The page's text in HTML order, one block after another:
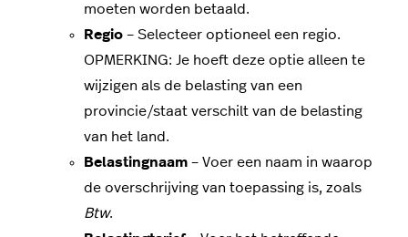
moeten worden betaald.
Regio – Selecteer optioneel een regio.
OPMERKING: Je hoeft deze optie alleen te
wijzigen als de belasting van een
provincie/staat verschilt van de belasting
van het land.
Belastingnaam – Voer een naam in waarop
de overschrijving van toepassing is, zoals
Btw.